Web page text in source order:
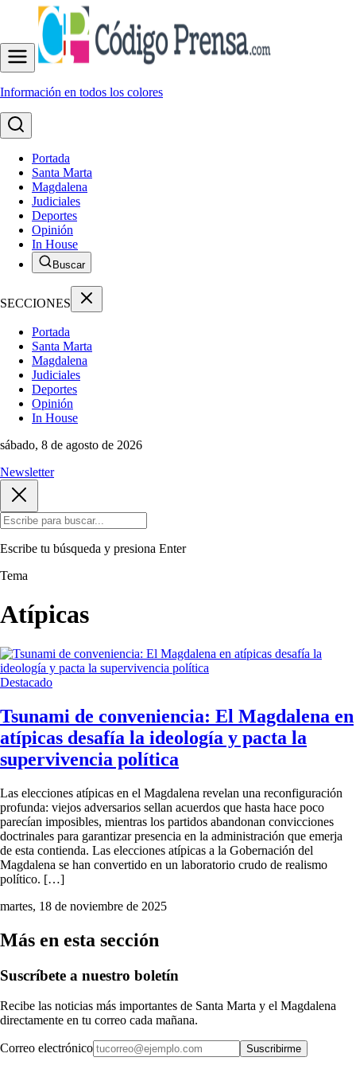
Información en todos los colores
Portada
Santa Marta
Magdalena
Judiciales
Deportes
Opinión
In House
Buscar
SECCIONES
Portada
Santa Marta
Magdalena
Judiciales
Deportes
Opinión
In House
sábado, 8 de agosto de 2026
Newsletter
Escribe tu búsqueda y presiona Enter
Tema
Atípicas
Destacado
Tsunami de conveniencia: El Magdalena en
atípicas desafía la ideología y pacta la
supervivencia política
Las elecciones atípicas en el Magdalena revelan una reconfiguración
profunda: viejos adversarios sellan acuerdos que hasta hace poco
parecían imposibles, mientras los partidos abandonan convicciones
doctrinales para garantizar presencia en la administración que emerja
de esta contienda. Las elecciones atípicas a la Gobernación del
Magdalena se han convertido en un laboratorio crudo de realismo
político. […]
martes, 18 de noviembre de 2025
Más en esta sección
Suscríbete a nuestro boletín
Recibe las noticias más importantes de Santa Marta y el Magdalena
directamente en tu correo cada mañana.
Correo electrónico Suscribirme